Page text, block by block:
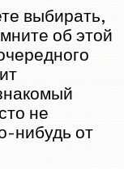
выбирать,
об этой
не
нибудь от